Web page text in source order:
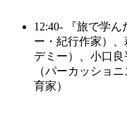
12:40- 『旅で学ん
ー・紀行作家）
デミー）、小口
（パーカッショ
育家）